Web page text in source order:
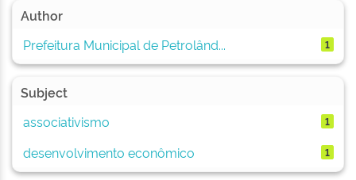
Author
Prefeitura Municipal de Petrolând...
1
Subject
associativismo
1
desenvolvimento econômico 1